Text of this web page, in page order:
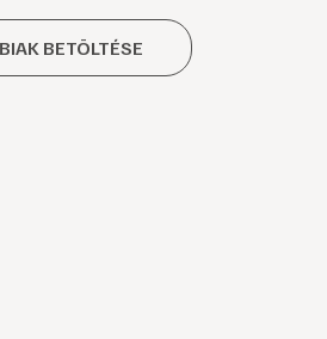
BETÖLTÉSE